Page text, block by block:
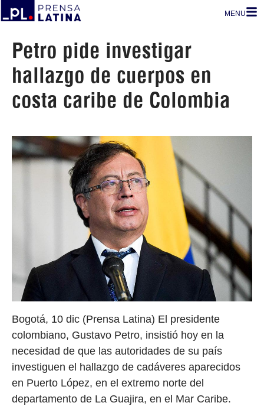
MENU
Petro pide investigar
hallazgo de cuerpos en
costa caribe de Colombia
Bogotá, 10 dic (Prensa Latina) El presidente
colombiano, Gustavo Petro, insistió hoy en la
necesidad de que las autoridades de su país
investiguen el hallazgo de cadáveres aparecidos
en Puerto López, en el extremo norte del
departamento de La Guajira, en el Mar Caribe.